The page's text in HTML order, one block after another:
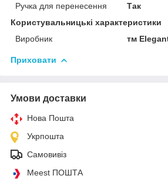
Ручка для перенесення
Так
Користувальницькі характеристики
Виробник
тм
Приховати
Умови доставки
Нова Пошта
Укрпошта
Самовивіз
Meest ПОШТА